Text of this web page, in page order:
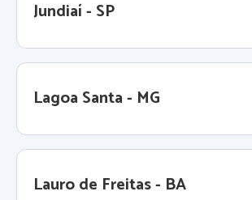
Jundiaí - SP
Lagoa Santa - MG
Lauro de Freitas - BA